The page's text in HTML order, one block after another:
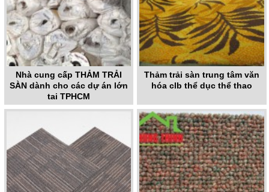
Nhà cung cấp THẢM TRẢI
SÀN dành cho các dự án lớn
tại TPHCM
Thảm trải sàn trung tâm văn
hóa clb thể dục thể thao